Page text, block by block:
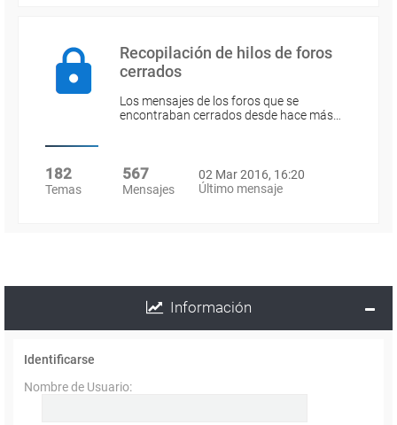
Recopilación de hilos de foros
cerrados
Los mensajes de los foros que se
encontraban cerrados desde hace más…
182
Temas
567
Mensajes
02 Mar 2016, 16:20
Último mensaje
Información
Identificarse
Nombre de Usuario: